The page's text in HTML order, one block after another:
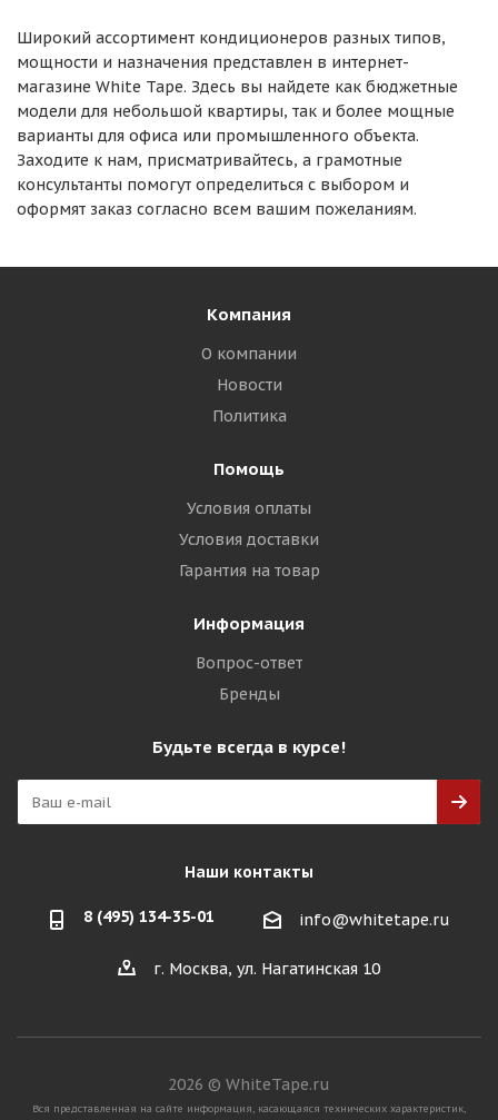
Широкий ассортимент кондиционеров разных типов,
мощности и назначения представлен в интернет-
магазине White Tape. Здесь вы найдете как бюджетные
модели для небольшой квартиры, так и более мощные
варианты для офиса или промышленного объекта.
Заходите к нам, присматривайтесь, а грамотные
консультанты помогут определиться с выбором и
оформят заказ согласно всем вашим пожеланиям.
Компания
О компании
Новости
Политика
Помощь
Условия оплаты
Условия доставки
Гарантия на товар
Информация
Вопрос-ответ
Бренды
Будьте всегда в курсе!
Наши контакты
8 (495) 134-35-01 info@whitetape.ru
г. Москва, ул. Нагатинская 10
2026 © WhiteTape.ru
Вся представленная на сайте информация, касающаяся технических характеристик,